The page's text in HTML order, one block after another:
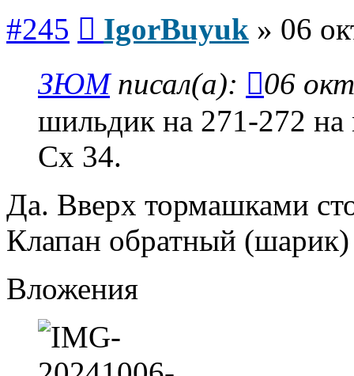
#245 IgorBuyuk » 06
ЗЮМписал(а):
06
шильдик на 271-272 на
Сх 34.
Да. Вверх тормашками
Клапан обратный (шарик)
Вложения